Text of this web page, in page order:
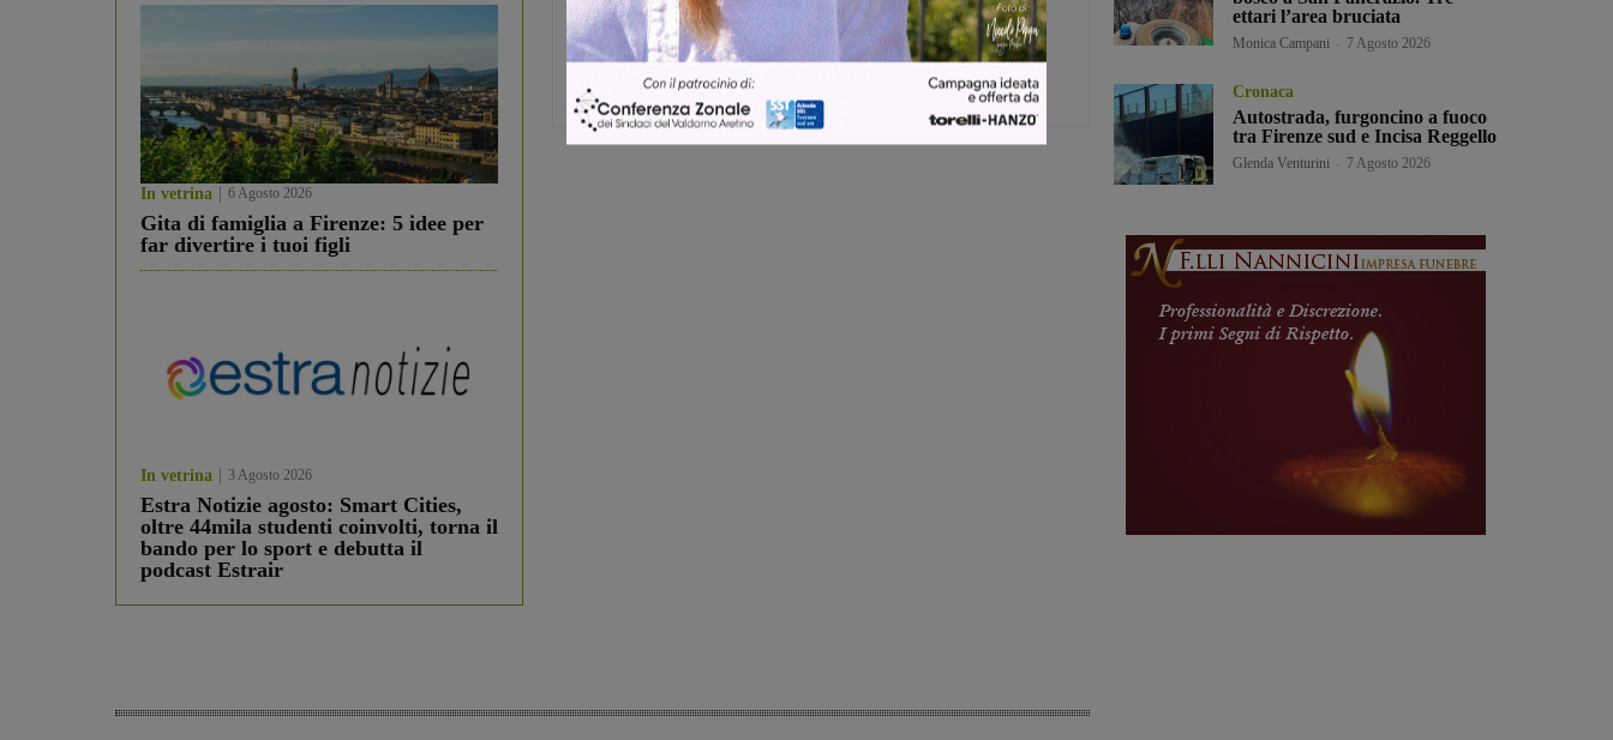
In vetrina 6 Agosto 2026
Gita di famiglia a Firenze: 5 idee per
far divertire i tuoi figli
In vetrina 3 Agosto 2026
Estra Notizie agosto: Smart Cities,
oltre 44mila studenti coinvolti, torna il
bando per lo sport e debutta il
podcast Estrair
Monica Campani
Direttore
ettari l’area bruciata
Monica Campani 7 Agosto 2026
Cronaca
Autostrada, furgoncino a fuoco
tra Firenze sud e Incisa Reggello
Glenda Venturini 7 Agosto 2026